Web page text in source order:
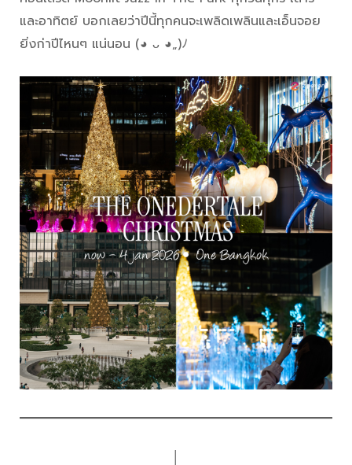
และอาทิตย์ บอกเลยว่าปีนี้ทุกคนจะเพลิดเพลินและเอ็นจอย
ยิ่งก่าปีไหนๆ แน่นอน (◕ ᴗ ◕„)ﾉ